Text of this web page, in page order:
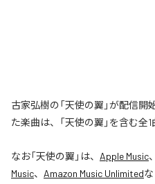
古家弘樹の「天使の翼」が配信
た楽曲は、「天使の翼」を含む全1
なお「天使の翼 」は、 Apple Music、
Music、 Amazon Music Unlimited